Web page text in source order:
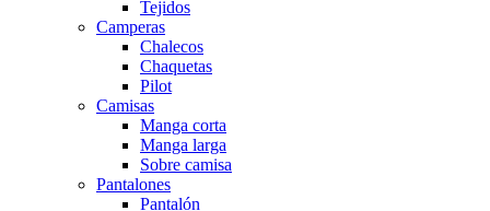
Tejidos
Camperas
Chalecos
Chaquetas
Pilot
Camisas
Manga corta
Manga larga
Sobre camisa
Pantalones
Pantalón